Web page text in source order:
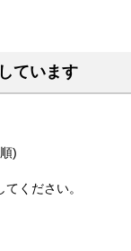
ています
)
ください。